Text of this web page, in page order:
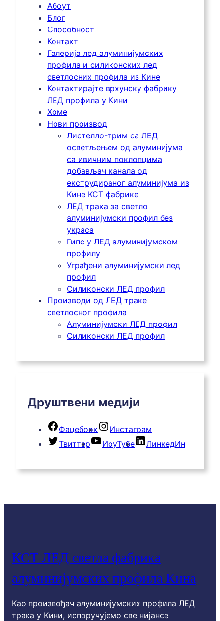
Абоут
Блог
Способност
Контакт
Галерија лед алуминијумских
профила и силиконских лед
светлосних профила из Кине
Контактирајте врхунску фабрику
ЛЕД профила у Кини
Хоме
Нови производ
Листелло-трим са ЛЕД
осветљењем од алуминијума
са ивичним поклопцима
добављач канала од
екструдираног алуминијума из
Кине КСТ фабрике
ЛЕД трака за светло
алуминијумски профил без
украса
Гипс у ЛЕД алуминијумском
профилу
Уграђени алуминијумски лед
профил
Силиконски ЛЕД профил
Производи од ЛЕД траке
светлосног профила
Алуминијумски ЛЕД профил
Силиконски ЛЕД профил
Друштвени медији
Фацебоок
Инстаграм
Твиттер
ИоуТубе ЛинкедИн
КСТ ЛЕД светла фабрика
алуминијумских профила Кина
Као произвођач алуминијумских профила ЛЕД
трака у Кини, испоручујемо све нијансе